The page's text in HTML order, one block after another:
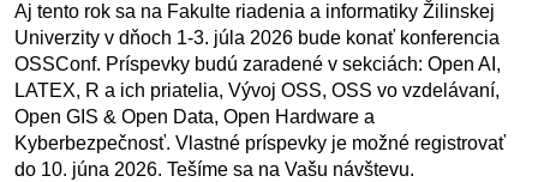
Aj tento rok sa na Fakulte riadenia a informatiky Žilinskej
Univerzity v dňoch 1-3. júla 2026 bude konať konferencia
OSSConf. Príspevky budú zaradené v sekciách: Open AI,
LATEX, R a ich priatelia, Vývoj OSS, OSS vo vzdelávaní,
Open GIS & Open Data, Open Hardware a
Kyberbezpečnosť. Vlastné príspevky je možné registrovať
do 10. júna 2026. Tešíme sa na Vašu návštevu.